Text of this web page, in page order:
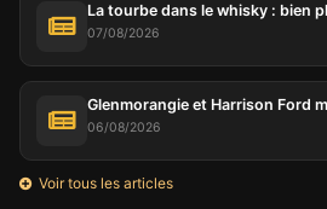
La tourbe dans le whisky : bien
07/08/2026
Glenmorangie et Harrison Ford
06/08/2026
Voir tous les articles